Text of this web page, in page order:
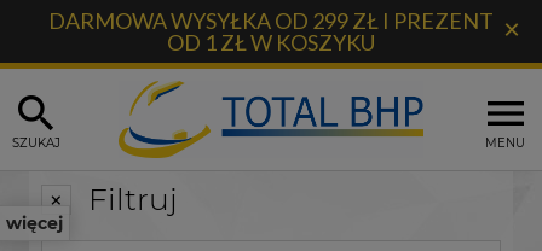
DARMOWA WYSYŁKA OD 299 ZŁ I PREZENT
OD 1 ZŁ W KOSZYKU
×
MENU
SZUKAJ
więcej
Filtruj